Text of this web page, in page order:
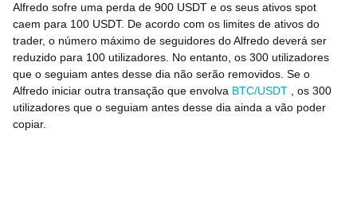
Alfredo sofre uma perda de 900 USDT e os seus ativos spot
caem para 100 USDT. De acordo com os limites de ativos do
trader, o número máximo de seguidores do Alfredo deverá ser
reduzido para 100 utilizadores. No entanto, os 300 utilizadores
que o seguiam antes desse dia não serão removidos. Se o
Alfredo iniciar outra transação que envolva BTC/USDT
, os 300
utilizadores que o seguiam antes desse dia ainda a vão poder
copiar.